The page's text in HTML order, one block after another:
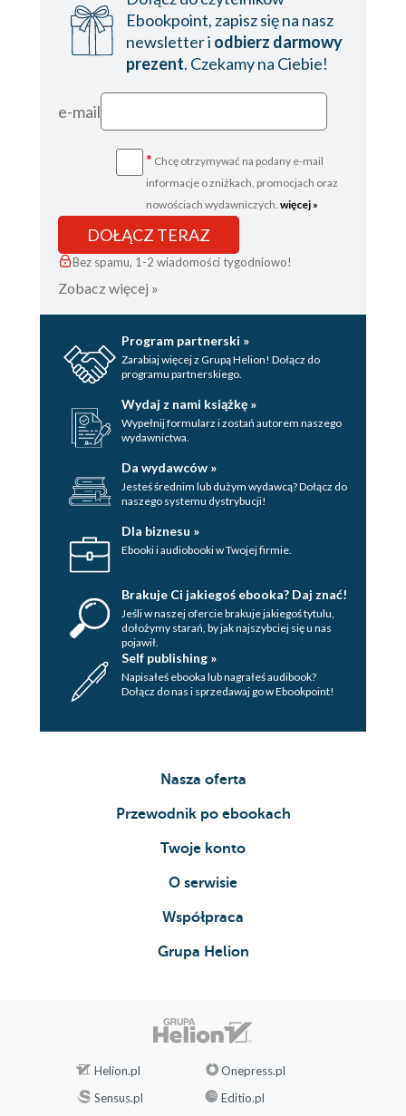
Ebookpoint, zapisz się na nasz
newsletter i odbierz darmowy
prezent. Czekamy na Ciebie!
e-mail
* Chcę otrzymywać na podany e-mail
informacje o zniżkach, promocjach oraz
nowościach wydawniczych. więcej »
DOŁĄCZ TERAZ
Bez spamu, 1-2 wiadomości tygodniowo!
Zobacz więcej »
Program partnerski »
Zarabiaj więcej z Grupą Helion! Dołącz do
programu partnerskiego.
Wydaj z nami książkę »
Wypełnij formularz i zostań autorem naszego
wydawnictwa.
Da wydawców »
Jesteś średnim lub dużym wydawcą? Dołącz do
naszego systemu dystrybucji!
Dla biznesu »
Ebooki i audiobooki w Twojej firmie.
Brakuje Ci jakiegoś ebooka? Daj znać!
Jeśli w naszej ofercie brakuje jakiegoś tytulu,
dołożymy starań, by jak najszybciej się u nas
pojawił.
Self publishing »
Napisałeś ebooka lub nagrałeś audibook?
Dołącz do nas i sprzedawaj go w Ebookpoint!
Nasza oferta
Przewodnik po ebookach
Twoje konto
O serwisie
Współpraca
Grupa Helion
Helion.pl
Onepress.pl
Sensus.pl
Editio.pl